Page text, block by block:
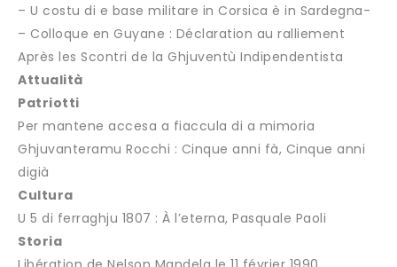
– U costu di e base militare in Corsica è in Sardegna-
– Colloque en Guyane : Déclaration au ralliement
Après les Scontri de la Ghjuventù Indipendentista
Attualità
Patriotti
Per mantene accesa a fiaccula di a mimoria
Ghjuvanteramu Rocchi : Cinque anni fà, Cinque anni
digià
Cultura
U 5 di ferraghju 1807 : À l’eterna, Pasquale Paoli
Storia